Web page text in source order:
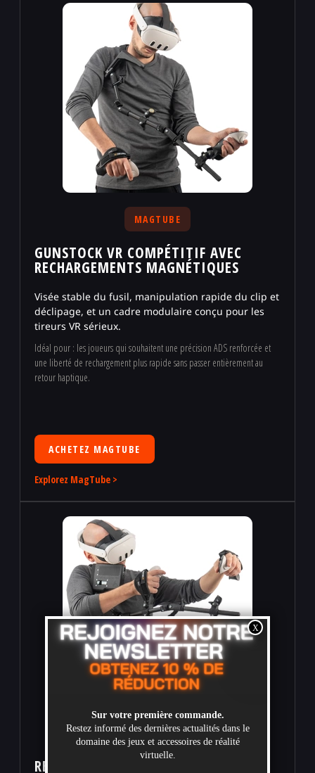
MAGTUBE
GUNSTOCK VR COMPÉTITIF AVEC
RECHARGEMENTS MAGNÉTIQUES
Visée stable du fusil, manipulation rapide du clip et
déclipage, et un cadre modulaire conçu pour les
tireurs VR sérieux.
Idéal pour : les joueurs qui souhaitent une précision ADS renforcée et
une liberté de rechargement plus rapide sans passer entièrement au
retour haptique.
ACHETEZ MAGTUBE
Explorez MagTube >
FORCETUBE
RECUL D'ÉPAULE NATIF POUR LES